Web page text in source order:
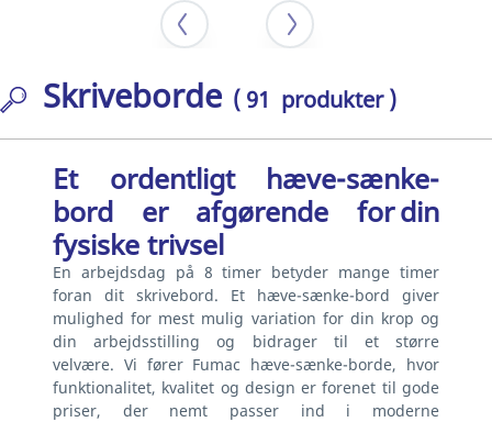
Skriveborde ( 91 produkter )
Et ordentligt hæve-sænke-
bord er afgørende for din
fysiske trivsel
En arbejdsdag på 8 timer betyder mange timer
foran dit skrivebord. Et hæve-sænke-bord giver
mulighed for mest mulig variation for din krop og
din arbejdsstilling og bidrager til et større
velvære. Vi fører Fumac hæve-sænke-borde, hvor
funktionalitet, kvalitet og design er forenet til gode
priser, der nemt passer ind i moderne